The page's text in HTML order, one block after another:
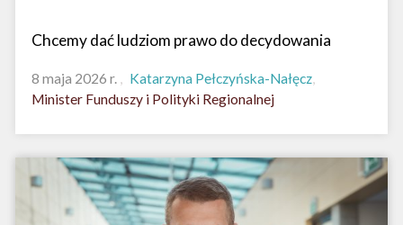
Chcemy dać ludziom prawo do decydowania
8 maja 2026 r.
Katarzyna Pełczyńska-Nałęcz
Minister Funduszy i Polityki Regionalnej